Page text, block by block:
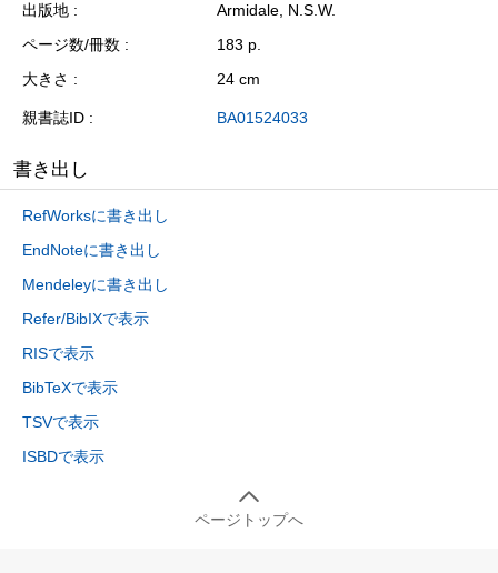
出版地
Armidale, N.S.W.
ページ数/冊数
183 p.
大きさ
24 cm
親書誌ID BA01524033
書き出し
RefWorksに書き出し
EndNoteに書き出し
Mendeleyに書き出し
Refer/BibIXで表示
RISで表示
BibTeXで表示
TSVで表示
ISBDで表示
ページトップへ